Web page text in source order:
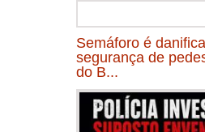
Semáforo é
segurança de
do B...